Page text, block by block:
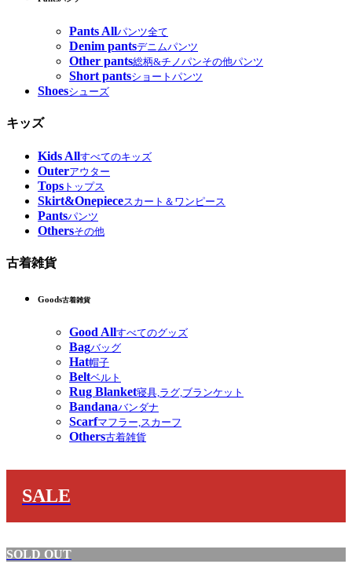
Pants Allパンツ全て
Denim pantsデニムパンツ
Other pants総柄&チノパンその他パンツ
Short pantsショートパンツ
Shoesシューズ
キッズ
Kids Allすべてのキッズ
Outerアウター
Tops トップス
Skirt&Onepieceスカート＆ワンピース
Pantsパンツ
Othersその他
古着雑貨
Goods古着雑貨
Good Allすべてのグッズ
Bagバッグ
Hat帽子
Beltベルト
Rug Blanket寝具,ラグ,ブランケット
Bandanaバンダナ
Scarfマフラー,スカーフ
Others古着雑貨
SALE
SOLD OUT